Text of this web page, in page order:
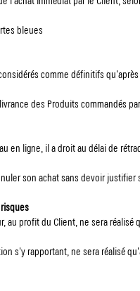
bleues
comme définitifs
des Produits commandés
en ligne, il a droit au délai de
son achat sans devoir
risques
au profit du Client, ne sera
s'y rapportant, ne sera réalisé